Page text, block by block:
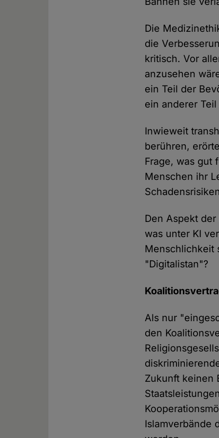
Die
die
kritisch. Vor
anzusehen
ein Teil der
ein anderer
Inwieweit
berühren,
Frage, was gut
Menschen ihr
Den Aspekt
was unter KI
Menschlichkeit
"Digitalistan"?
Als nur
den
Zukunft keinen
Islamverbände